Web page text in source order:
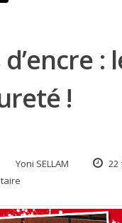
:
!
Yoni SELLAM
22